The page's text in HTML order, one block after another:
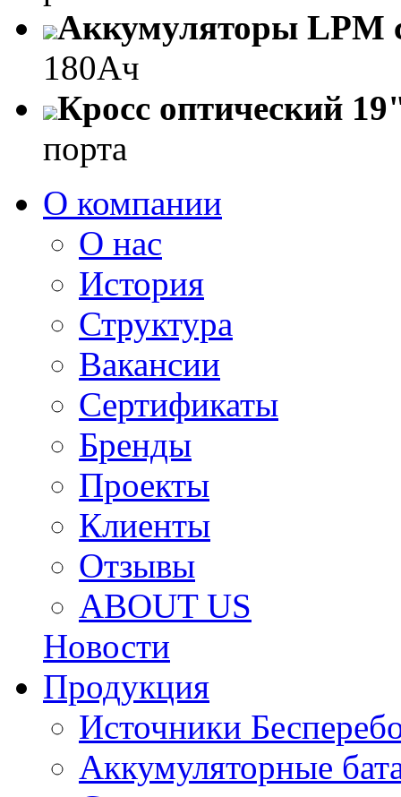
Аккумуляторы LPM
180Ач
Кросс оптический
порта
О компании
О нас
История
Структура
Вакансии
Сертификаты
Бренды
Проекты
Клиенты
Отзывы
ABOUT US
Новости
Продукция
Источники
Аккумуляторные